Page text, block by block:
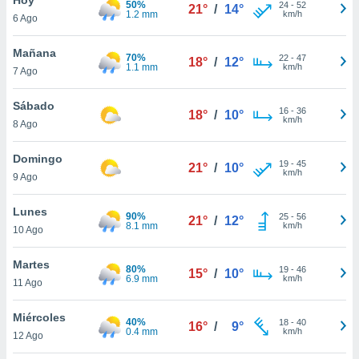
en
más
nuestra
de
cookies
aceptar
6 Ago
50%
1.2 mm
21° / 14° 24- 52
km/h
Mañana
7 Ago
70%
1.1 mm
18° / 12° 22- 47
km/h
Sábado
8 Ago
18° / 10° 16- 36
km/h
Domingo
9 Ago
21° / 10° 19- 45
km/h
Lunes
10 Ago
90%
8.1 mm
21° / 12° 25- 56
km/h
Martes
11 Ago
80%
6.9 mm
15° / 10° 19- 46
km/h
Miércoles
12 Ago
40%
0.4 mm
16° / 9° 18- 40
km/h